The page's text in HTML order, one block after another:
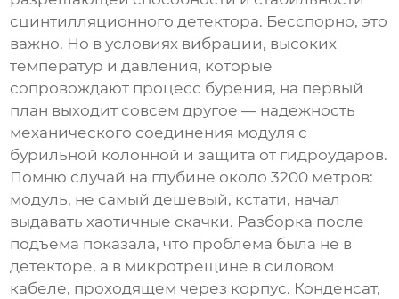
сцинтилляционного детектора. Бесспорно, это
важно. Но в условиях вибрации, высоких
температур и давления, которые
сопровождают процесс бурения, на первый
план выходит совсем другое — надежность
механического соединения модуля с
бурильной колонной и защита от гидроударов.
Помню случай на глубине около 3200 метров:
модуль, не самый дешевый, кстати, начал
выдавать хаотичные скачки. Разборка после
подъема показала, что проблема была не в
детекторе, а в микротрещине в силовом
кабеле, проходящем через корпус. Конденсат,